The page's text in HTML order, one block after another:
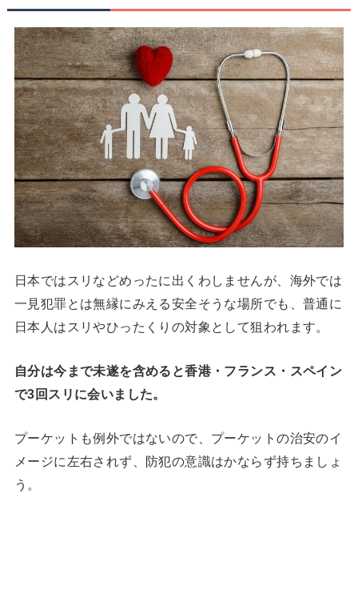
日本ではスリなどめったに出くわしませんが、海外では
一見犯罪とは無縁にみえる安全そうな場所でも、普通に
日本人はスリやひったくりの対象として狙われます。
自分は今まで未遂を含めると香港・フランス・スペイン
で3回スリに会いました。
プーケットも例外ではないので、プーケットの治安のイ
メージに左右されず、防犯の意識はかならず持ちましょ
う。